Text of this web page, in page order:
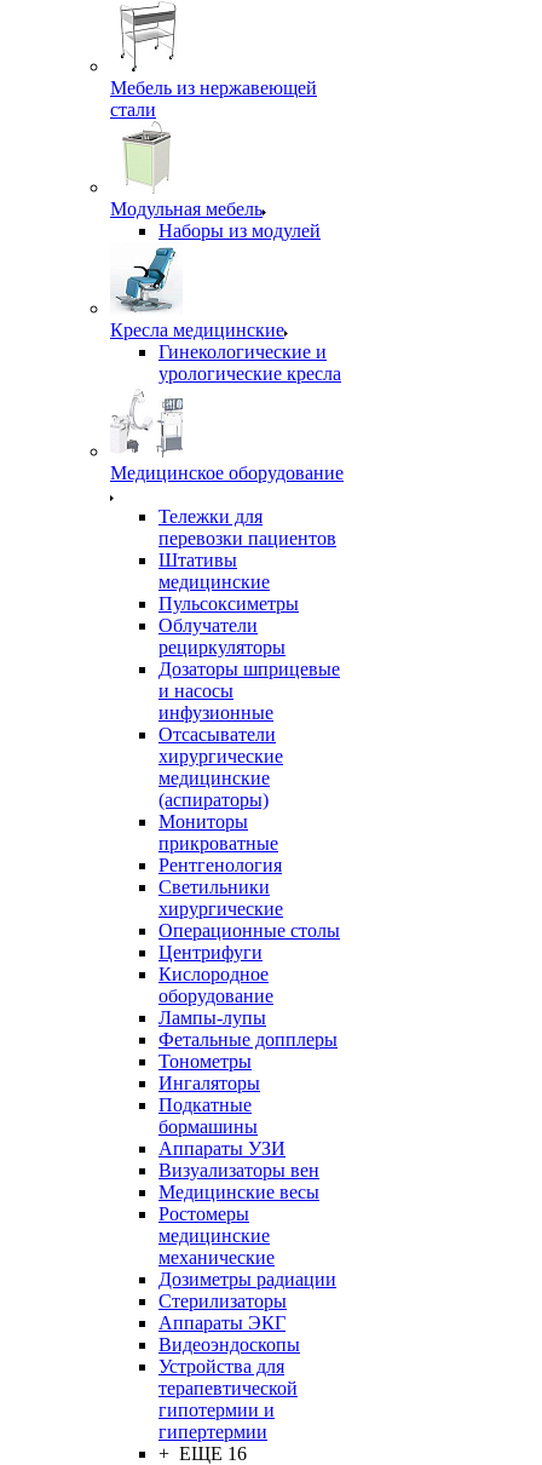
Мебель из нержавеющей
стали
Модульная мебель
Наборы из модулей
Кресла медицинские
Гинекологические и
урологические кресла
Медицинское оборудование
Тележки для
перевозки пациентов
Штативы
медицинские
Пульсоксиметры
Облучатели
рециркуляторы
Дозаторы шприцевые
и насосы
инфузионные
Отсасыватели
хирургические
медицинские
(аспираторы)
Мониторы
прикроватные
Рентгенология
Светильники
хирургические
Операционные столы
Центрифуги
Кислородное
оборудование
Лампы-лупы
Фетальные допплеры
Тонометры
Ингаляторы
Подкатные
бормашины
Аппараты УЗИ
Визуализаторы вен
Медицинские весы
Ростомеры
медицинские
механические
Дозиметры радиации
Стерилизаторы
Аппараты ЭКГ
Видеоэндоскопы
Устройства для
терапевтической
гипотермии и
гипертермии
+ ЕЩЕ 16